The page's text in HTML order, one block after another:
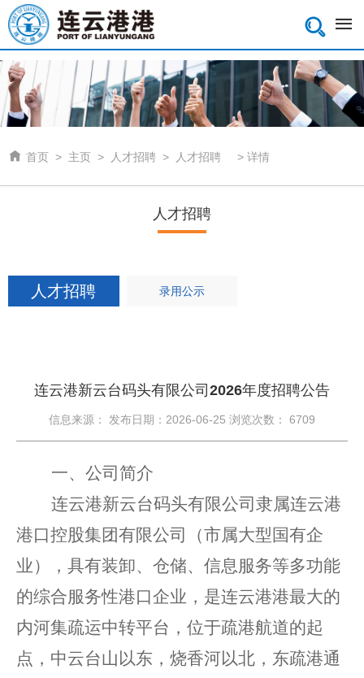

 首页 > 主页 > 人才招聘 > 人才招聘 > 详情
人才招聘
人才招聘 录用公示
连云港新云台码头有限公司2026年度招聘公告
信息来源： 发布日期：2026-06-25 浏览次数： 6709
一、公司简介
连云港新云台码头有限公司隶属连云港
港口控股集团有限公司（市属大型国有企
业），具有装卸、仓储、信息服务等多功能
的综合服务性港口企业，是连云港港最大的
内河集疏运中转平台，位于疏港航道的起
点，中云台山以东，烧香河以北，东疏港通